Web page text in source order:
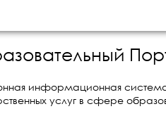
информационная
услуг в сфере